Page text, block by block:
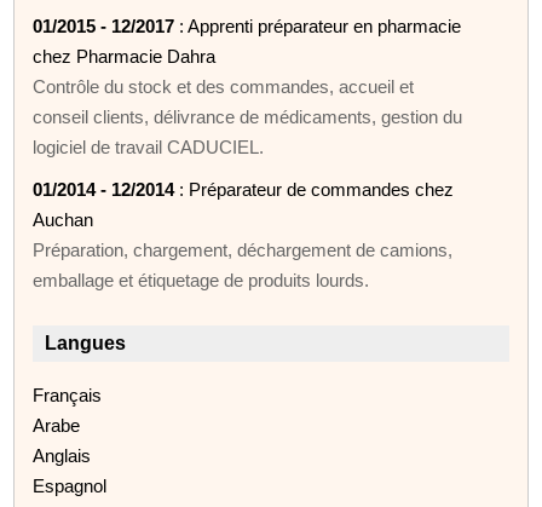
01/2015 - 12/2017 : Apprenti préparateur en pharmacie
chez Pharmacie Dahra
Contrôle du stock et des commandes, accueil et
conseil clients, délivrance de médicaments, gestion du
logiciel de travail CADUCIEL.
01/2014 - 12/2014: Préparateur de commandes chez
Auchan
Préparation, chargement, déchargement de camions,
emballage et étiquetage de produits lourds.
Langues
Français
Arabe
Anglais
Espagnol